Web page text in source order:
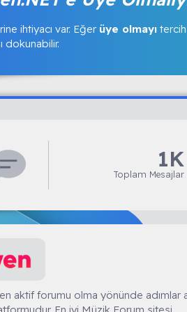
ihtiyacı var. Eğer üye olmayı
dokunabilir.
1K
Toplam Mesajlar
aktif forumu olma yönünde adımlar